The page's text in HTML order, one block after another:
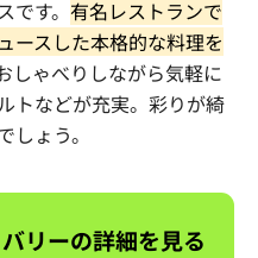
す。 有名レストランで
ースした本格的な料理を
しゃべりしながら気軽に
トなどが充実。彩りが綺
ょう。
リーの詳細を見る